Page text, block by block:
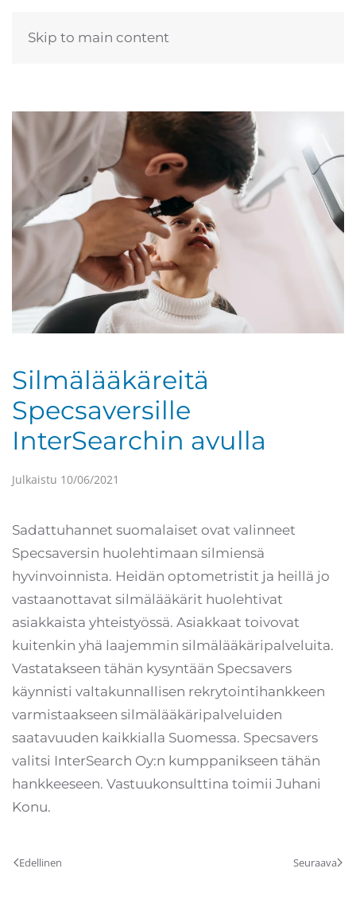
Skip to main content
Silmälääkäreitä
Specsaversille
InterSearchin avulla
Julkaistu 10/06/2021
Sadattuhannet suomalaiset ovat valinneet
Specsaversin huolehtimaan silmiensä
hyvinvoinnista. Heidän optometristit ja heillä jo
vastaanottavat silmälääkärit huolehtivat
asiakkaista yhteistyössä. Asiakkaat toivovat
kuitenkin yhä laajemmin silmälääkäripalveluita.
Vastatakseen tähän kysyntään Specsavers
käynnisti valtakunnallisen rekrytointihankkeen
varmistaakseen silmälääkäripalveluiden
saatavuuden kaikkialla Suomessa. Specsavers
valitsi InterSearch Oy:n kumppanikseen tähän
hankkeeseen. Vastuukonsulttina toimii Juhani
Konu.
Edellinen Seuraava